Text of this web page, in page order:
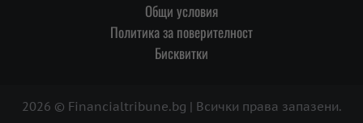
Общи условия
Политика за поверителност
Бисквитки
2026 © Financialtribune.bg | Всички права запазени.